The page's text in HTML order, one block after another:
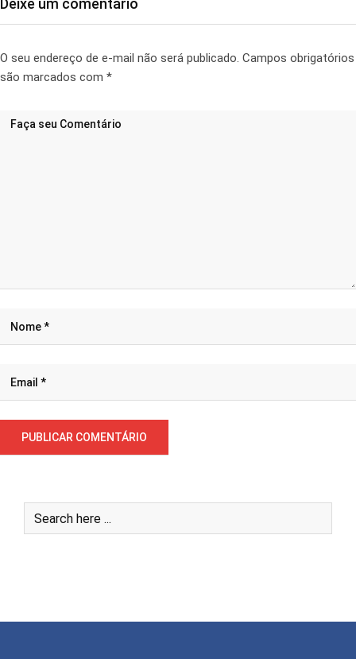
Deixe um comentário
O seu endereço de e-mail não será publicado. Campos obrigatórios
são marcados com *